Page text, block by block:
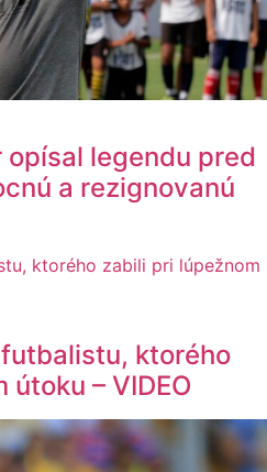
legendu pred
a rezignovanú
ktorého
– VIDEO